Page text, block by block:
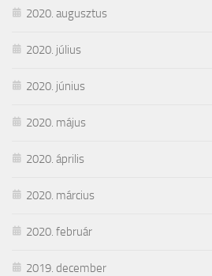
2020. augusztus
2020. július
2020. június
2020. május
2020. április
2020. március
2020. február
2019. december